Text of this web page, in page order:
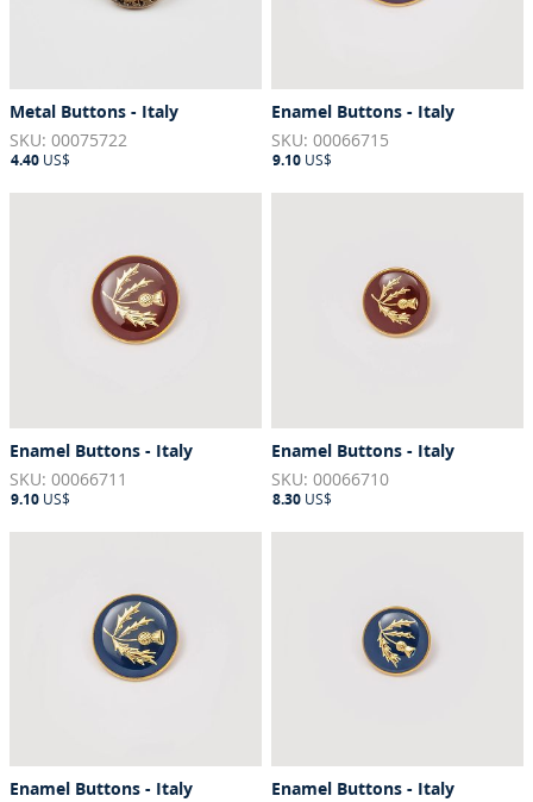
Metal Buttons - Italy
SKU: 00075722
4.40 US$
Enamel Buttons - Italy
SKU: 00066715
9.10 US$
Enamel Buttons - Italy
SKU: 00066711
9.10 US$
Enamel Buttons - Italy
SKU: 00066710
8.30 US$
Enamel Buttons - Italy
Enamel Buttons - Italy